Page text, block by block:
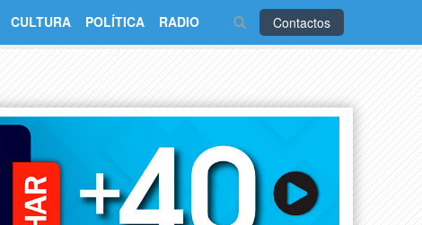
Contactos
CULTURA POLÍTICA RADIO